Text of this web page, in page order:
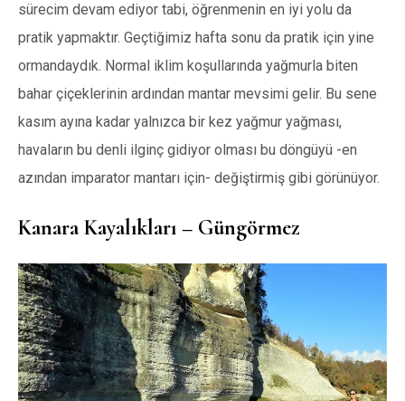
sürecim devam ediyor tabi, öğrenmenin en iyi yolu da
pratik yapmaktır. Geçtiğimiz hafta sonu da pratik için yine
ormandaydık. Normal iklim koşullarında yağmurla biten
bahar çiçeklerinin ardından mantar mevsimi gelir. Bu sene
kasım ayına kadar yalnızca bir kez yağmur yağması,
havaların bu denli ilginç gidiyor olması bu döngüyü -en
azından imparator mantarı için- değiştirmiş gibi görünüyor.
Kanara Kayalıkları – Güngörmez